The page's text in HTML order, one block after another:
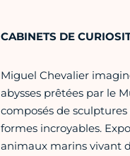
CABINETS DE
Miguel Chevalier
abysses prêtées par le
composés de
formes incroyables.
animaux marins vivant